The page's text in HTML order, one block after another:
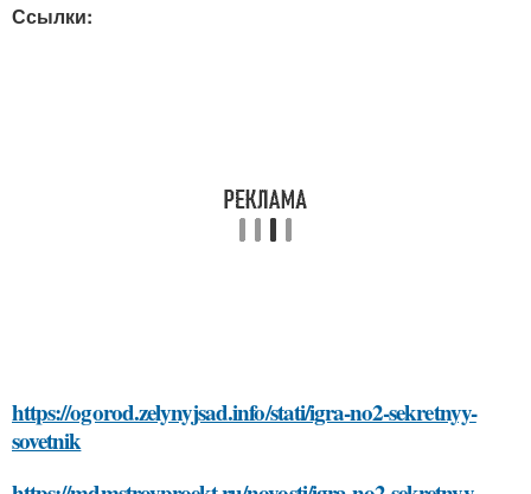
Ссылки:
https://ogorod.zelynyjsad.info/stati/igra-no2-sekretnyy-
sovetnik